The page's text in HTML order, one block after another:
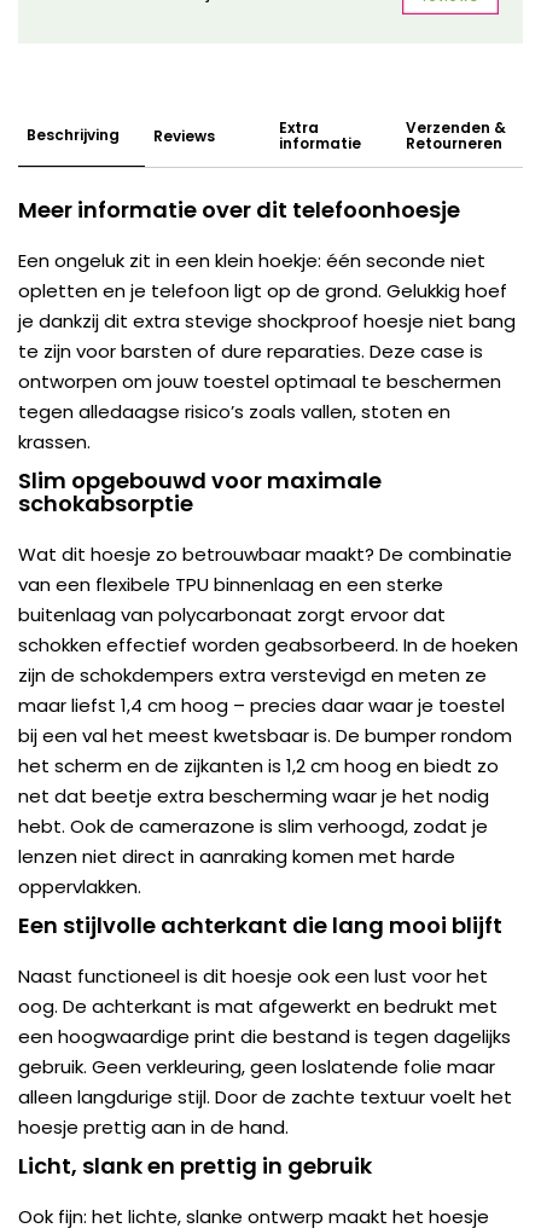
Beschrijving Reviews Extra
informatie
Verzenden &
Retourneren
Meer informatie over dit telefoonhoesje
Een ongeluk zit in een klein hoekje: één seconde niet
opletten en je telefoon ligt op de grond. Gelukkig hoef
je dankzij dit extra stevige shockproof hoesje niet bang
te zijn voor barsten of dure reparaties. Deze case is
ontworpen om jouw toestel optimaal te beschermen
tegen alledaagse risico’s zoals vallen, stoten en
krassen.
Slim opgebouwd voor maximale
schokabsorptie
Wat dit hoesje zo betrouwbaar maakt? De combinatie
van een flexibele TPU binnenlaag en een sterke
buitenlaag van polycarbonaat zorgt ervoor dat
schokken effectief worden geabsorbeerd. In de hoeken
zijn de schokdempers extra verstevigd en meten ze
maar liefst 1,4 cm hoog – precies daar waar je toestel
bij een val het meest kwetsbaar is. De bumper rondom
het scherm en de zijkanten is 1,2 cm hoog en biedt zo
net dat beetje extra bescherming waar je het nodig
hebt. Ook de camerazone is slim verhoogd, zodat je
lenzen niet direct in aanraking komen met harde
oppervlakken.
Een stijlvolle achterkant die lang mooi blijft
Naast functioneel is dit hoesje ook een lust voor het
oog. De achterkant is mat afgewerkt en bedrukt met
een hoogwaardige print die bestand is tegen dagelijks
gebruik. Geen verkleuring, geen loslatende folie maar
alleen langdurige stijl. Door de zachte textuur voelt het
hoesje prettig aan in de hand.
Licht, slank en prettig in gebruik
Ook fijn: het lichte, slanke ontwerp maakt het hoesje